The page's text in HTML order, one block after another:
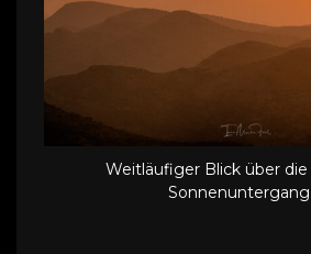
Weitläufiger Blick über
Sonnenuntergang